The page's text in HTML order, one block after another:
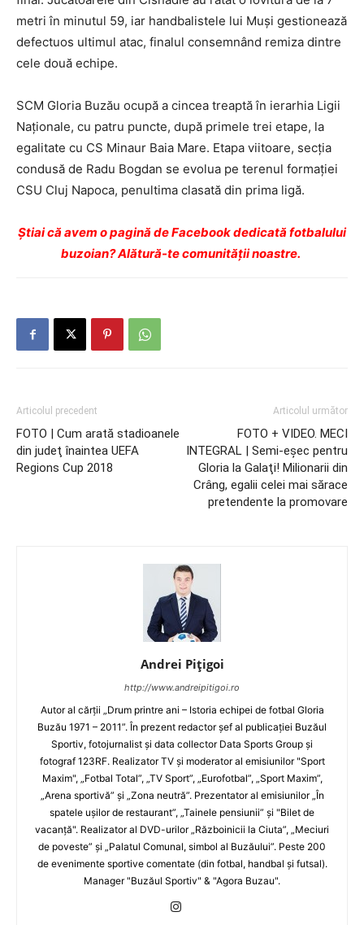
metri în minutul 59, iar handbalistele lui Muşi gestionează
defectuos ultimul atac, finalul consemnând remiza dintre
cele două echipe.
SCM Gloria Buzău ocupă a cincea treaptă în ierarhia Ligii
Naţionale, cu patru puncte, după primele trei etape, la
egalitate cu CS Minaur Baia Mare. Etapa viitoare, secţia
condusă de Radu Bogdan se evolua pe terenul formaţiei
CSU Cluj Napoca, penultima clasată din prima ligă.
Ştiai că avem o pagină de Facebook dedicată fotbalului
buzoian? Alătură-te comunității noastre.
Articolul precedent
FOTO | Cum arată stadioanele
din judeţ înaintea UEFA
Regions Cup 2018
Articolul următor
FOTO + VIDEO. MECI
INTEGRAL | Semi-eşec pentru
Gloria la Galaţi! Milionarii din
Crâng, egalii celei mai sărace
pretendente la promovare
Andrei Pițigoi
http://www.andreipitigoi.ro
Autor al cărţii „Drum printre ani – Istoria echipei de fotbal Gloria
Buzău 1971 – 2011”. În prezent redactor şef al publicaţiei Buzăul
Sportiv, fotojurnalist şi data collector Data Sports Group şi
fotograf 123RF. Realizator TV şi moderator al emisiunilor "Sport
Maxim", „Fotbal Total”, „TV Sport”, „Eurofotbal”, „Sport Maxim”,
„Arena sportivă” şi „Zona neutră”. Prezentator al emisiunilor „În
spatele uşilor de restaurant”, „Tainele pensiunii” şi "Bilet de
vacanţă". Realizator al DVD-urilor „Războinicii la Ciuta”, „Meciuri
de poveste” şi „Palatul Comunal, simbol al Buzăului”. Peste 200
de evenimente sportive comentate (din fotbal, handbal şi futsal).
Manager "Buzăul Sportiv" & "Agora Buzau".